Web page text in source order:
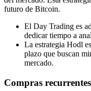
futuro de Bitcoin.
El Day Trading es
dedicar tiempo a
La estrategia Hodl
plazo que buscan
mercado.
Compras